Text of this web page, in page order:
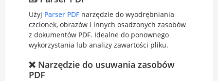
Użyj Parser PDFnarzędzie do wyodrębniania
czcionek, obrazów i innych osadzonych zasobów
z dokumentów PDF. Idealne do ponownego
wykorzystania lub analizy zawartości pliku.
❌ Narzędzie do usuwania zasobów
PDF